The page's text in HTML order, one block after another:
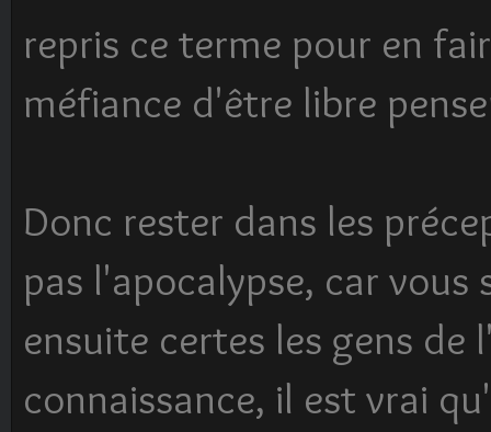
repris ce terme pour en
méfiance d'être libre
Donc rester dans les
pas l'apocalypse, car vous
ensuite certes les gens de
connaissance, il est vrai